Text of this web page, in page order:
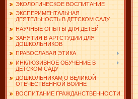
ЭКОЛОГИЧЕСКОЕ ВОСПИТАНИЕ
ЭКСПЕРИМЕНТАЛЬНАЯ
ДЕЯТЕЛЬНОСТЬ В ДЕТСКОМ САДУ
НАУЧНЫЕ ОПЫТЫ ДЛЯ ДЕТЕЙ
ЗАНЯТИЯ В АРТСТУДИИ ДЛЯ
ДОШКОЛЬНИКОВ
ПРАВОСЛАВАЯ ЭТИКА
ИНКЛЮЗИВНОЕ ОБУЧЕНИЕ В
ДЕТСКОМ САДУ
ДОШКОЛЬНИКАМ О ВЕЛИКОЙ
ОТЕЧЕСТВЕННОЙ ВОЙНЕ
ВОСПИТАНИЕ ГРАЖДАНСТВЕННОСТИ